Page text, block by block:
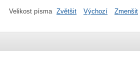
Velikost písma Zvětšit Výchozí Zmenšit